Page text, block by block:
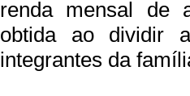
renda mensal de
obtida ao dividir
integrantes da